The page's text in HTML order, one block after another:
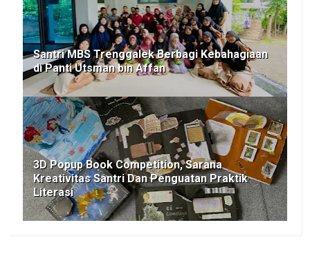
Santri MBS Trenggalek Berbagi Kebahagiaan
di Panti Utsman bin Affan
3D Popup Book Competition, Sarana
Kreativitas Santri Dan Penguatan Praktik
Literasi